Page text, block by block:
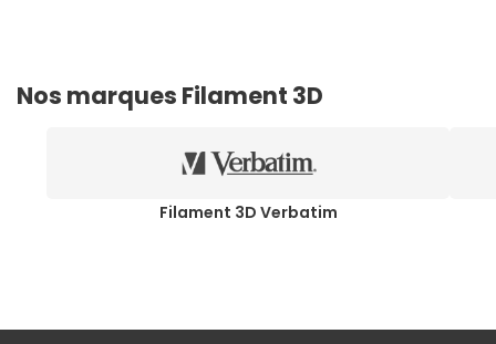
Nos marques Filament 3D
Filament 3D Verbatim